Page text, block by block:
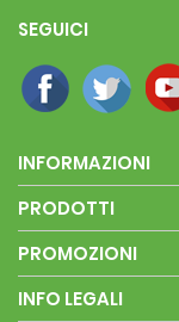
SEGUICI
INFORMAZIONI
PRODOTTI
PROMOZIONI
INFO LEGALI